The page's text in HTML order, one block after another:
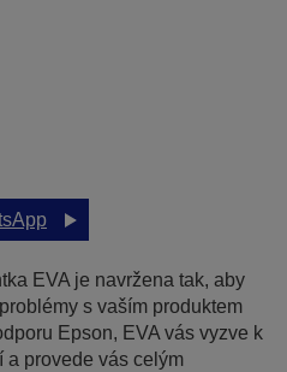
EVA je navržena tak, aby
s vaším produktem
Epson, EVA vás vyzve k
a provede vás celým